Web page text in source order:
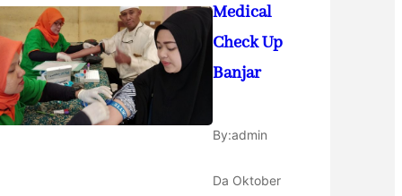
Medical
Check Up
Banjar
By:admin
Da Oktober